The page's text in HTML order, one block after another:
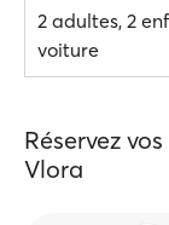
2 adultes, 2
voiture
Réservez
Vlora